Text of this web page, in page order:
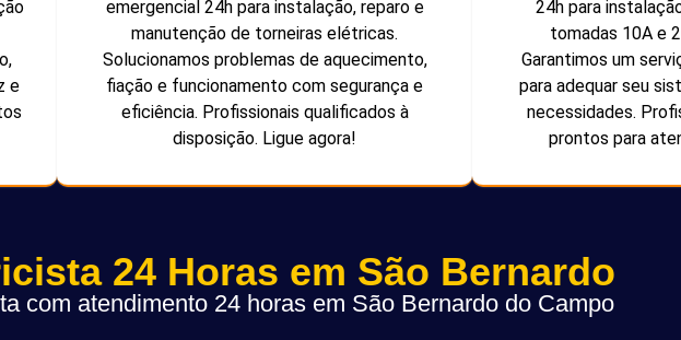
e
emergencial 24h para instalação, reparo e
manutenção de torneiras elétricas.
Solucionamos problemas de aquecimento,
fiação e funcionamento com segurança e
eficiência. Profissionais qualificados à
disposição. Ligue agora!
24h para
tomadas 10A e
Garantimos um
para adequar seu
necessidades.
prontos para
24 Horas em São Bernardo
com atendimento 24 horas em São Bernardo do Campo